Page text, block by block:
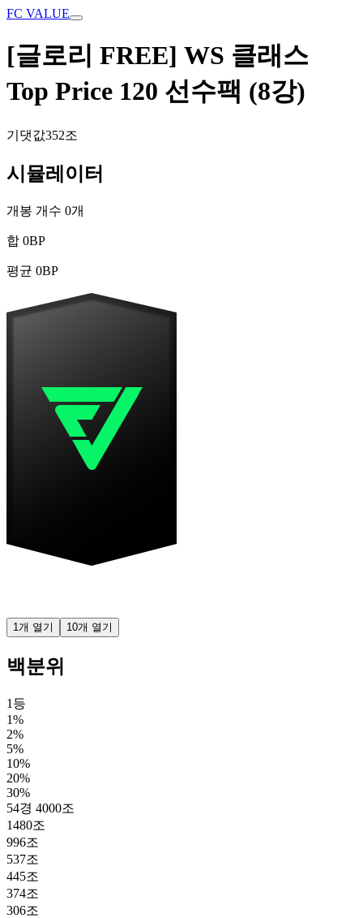
FC VALUE
[글로리 FREE] WS 클래스
Top Price 120 선수팩 (8강)
기댓값352조
시뮬레이터
개봉 개수 0개
합 0BP
평균 0BP
1개 열기 10개 열기
백분위
1등
1%
2%
5%
10%
20%
30%
54경 4000조
1480조
996조
537조
445조
374조
306조